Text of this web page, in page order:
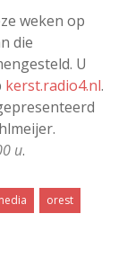
weken op
die
U
kerst.radio4.nl.
u.
orest